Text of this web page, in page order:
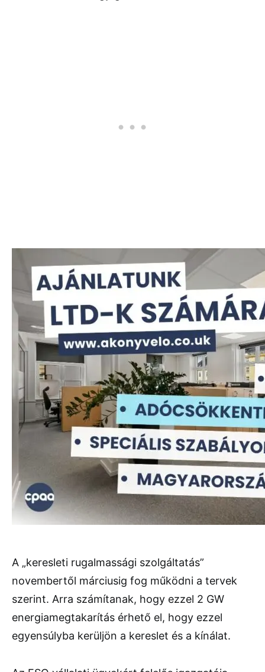
A „keresleti rugalmassági szolgáltatás”
novembertől márciusig fog működni a tervek
szerint. Arra számítanak, hogy ezzel 2 GW
energiamegtakarítás érhető el, hogy ezzel
egyensúlyba kerüljön a kereslet és a kínálat.